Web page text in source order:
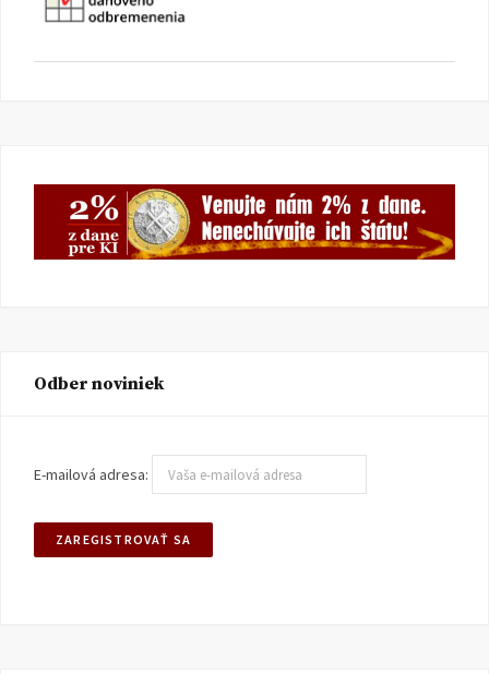
Odber noviniek
E-mailová adresa: